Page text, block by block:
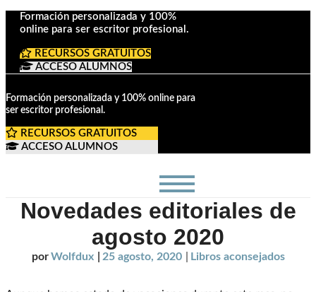
Formación personalizada y 100%
online para ser escritor profesional.
RECURSOS GRATUITOS
ACCESO ALUMNOS
Formación personalizada y 100% online para
ser escritor profesional.
RECURSOS GRATUITOS
ACCESO ALUMNOS
Novedades editoriales de
agosto 2020
por Wolfdux 25 agosto, 2020 Libros aconsejados